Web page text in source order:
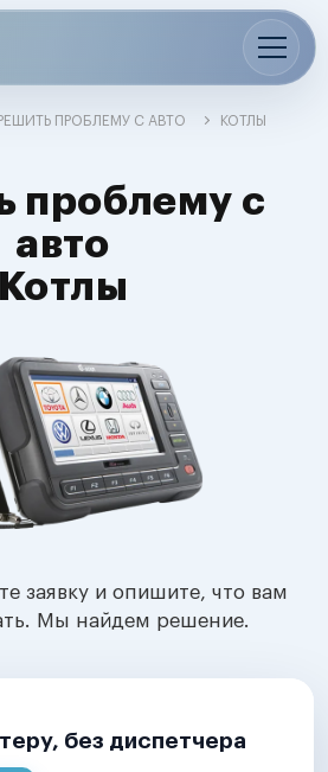
РЕШИТЬ ПРОБЛЕМУ С АВТО КОТЛЫ
проблему с
авто
Котлы
заявку и опишите, что вам
Мы найдем решение.
без диспетчера